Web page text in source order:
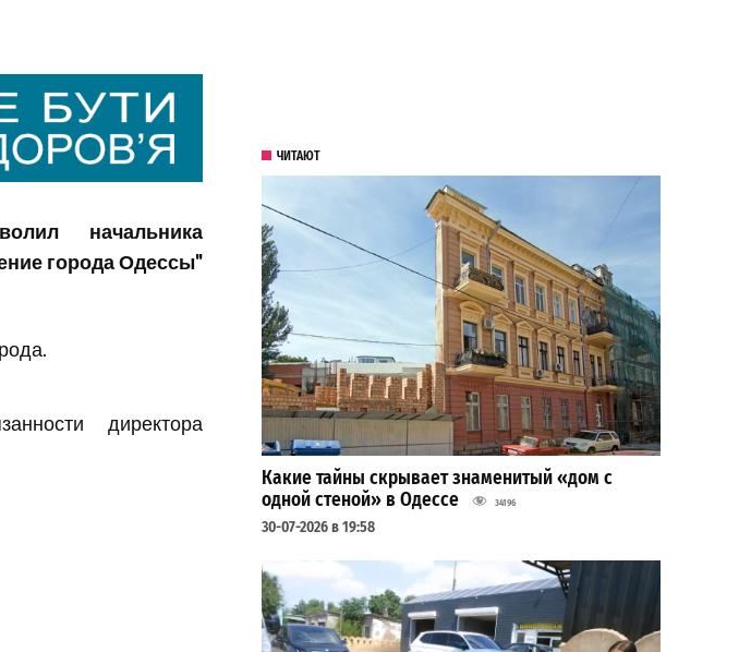
начальника
города Одессы"
директора
ЧИТАЮТ
Какие тайны скрывает знаменитый «дом с
одной стеной» в Одессе
34196
30-07-2026 в 19:58